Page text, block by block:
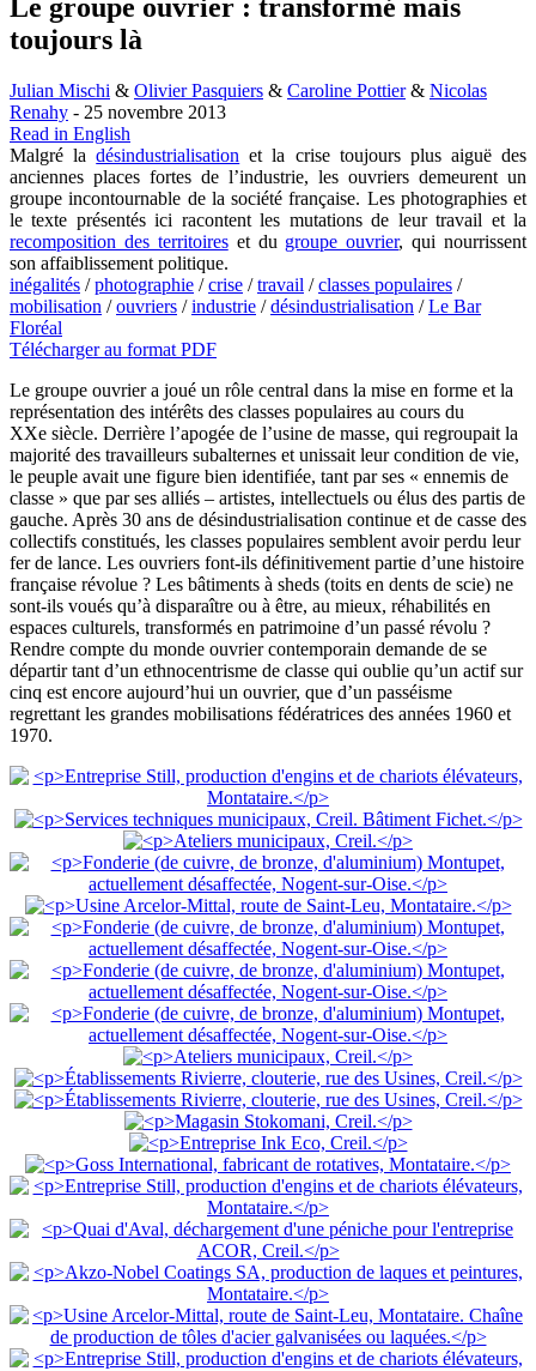
Le groupe ouvrier : transformé mais
toujours là
Julian Mischi & Olivier Pasquiers & Caroline Pottier& Nicolas
Renahy - 25 novembre 2013
Read in English
Malgré ladésindustrialisation et la crise toujours plus aiguë des
anciennes places fortes de l’industrie, les ouvriers demeurent un
groupe incontournable de la société française. Les photographies et
le texte présentés ici racontent les mutations de leur travail et la
recomposition des territoireset du groupe ouvrier, qui nourrissent
son affaiblissement politique.
inégalités /photographie /crise /travail /classes populaires /
mobilisation /ouvriers /industrie /désindustrialisation /Le Bar
Floréal
Télécharger au format PDF
Le groupe ouvrier a joué un rôle central dans la mise en forme et la
représentation des intérêts des classes populaires au cours du
XXe siècle. Derrière l’apogée de l’usine de masse, qui regroupait la
majorité des travailleurs subalternes et unissait leur condition de vie,
le peuple avait une figure bien identifiée, tant par ses « ennemis de
classe » que par ses alliés – artistes, intellectuels ou élus des partis de
gauche. Après 30 ans de désindustrialisation continue et de casse des
collectifs constitués, les classes populaires semblent avoir perdu leur
fer de lance. Les ouvriers font-ils définitivement partie d’une histoire
française révolue ? Les bâtiments à sheds (toits en dents de scie) ne
sont-ils voués qu’à disparaître ou à être, au mieux, réhabilités en
espaces culturels, transformés en patrimoine d’un passé révolu ?
Rendre compte du monde ouvrier contemporain demande de se
départir tant d’un ethnocentrisme de classe qui oublie qu’un actif sur
cinq est encore aujourd’hui un ouvrier, que d’un passéisme
regrettant les grandes mobilisations fédératrices des années 1960 et
1970.